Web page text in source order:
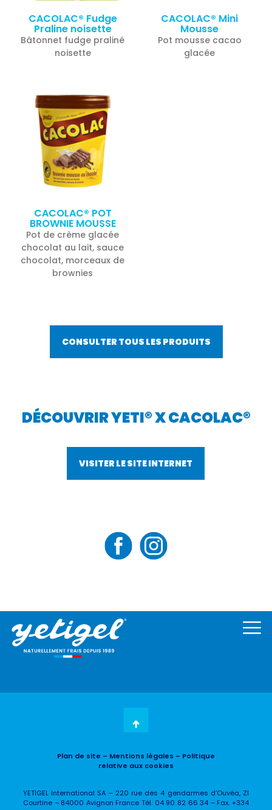
CACOLAC® Fudge
Praline noisette
Bâtonnet fudge praliné
noisette
CACOLAC® Mini
Mousse
Pot mousse cacao
glacée
CACOLAC® POT
BROWNIE MOUSSE
Pot de crème glacée
chocolat au lait, sauce
chocolat, morceaux de
brownies
CONSULTER TOUS LES PRODUITS
DÉCOUVRIR YETI® X CACOLAC®
VISITER LE SITE INTERNET
Plan de site – Mentions légales – Politique
relative aux cookies
YETIGEL International SA – 220 rue des 4 gendarmes d’Ouvéa, ZI
Courtine – 84000 Avignon France Tél. 04 90 82 66 34 – Fax. +334